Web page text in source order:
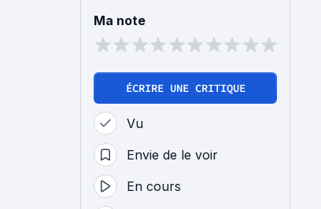
Ma note
ÉCRIRE UNE CRITIQUE
Vu
Envie de le voir
En cours